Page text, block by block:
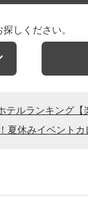
しください。
ルランキング【
夏休みイベントカ